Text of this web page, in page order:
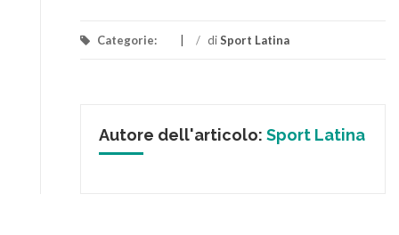
Categorie: / diSport Latina
Autore dell'articolo: Sport Latina